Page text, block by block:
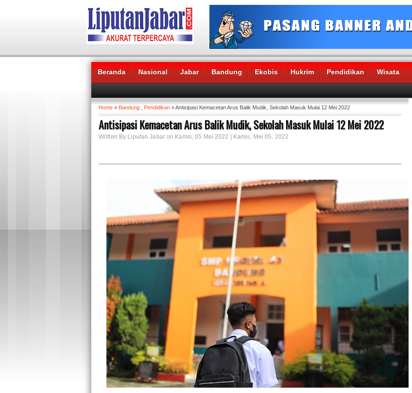
Beranda Nasional Jabar Bandung Ekobis Hukrim Pendidikan Wisata
Headlines News :
Home » Bandung Pendidikan » Antisipasi Kemacetan Arus Balik Mudik, Sekolah Masuk Mulai 12 Mei 2022
Antisipasi Kemacetan Arus Balik Mudik, Sekolah Masuk Mulai 12 Mei 2022
Written By Liputan Jabar on Kamis, 05 Mei 2022 | Kamis, Mei 05, 2022